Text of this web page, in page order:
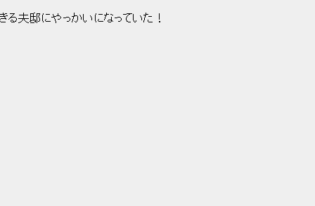
にやっかいになっていた！